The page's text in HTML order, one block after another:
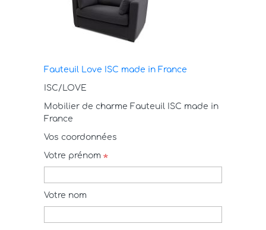
Fauteuil Love ISC made in France
ISC/LOVE
Mobilier de charme Fauteuil ISC made in
France
Vos coordonnées
Votre prénom
Votre nom